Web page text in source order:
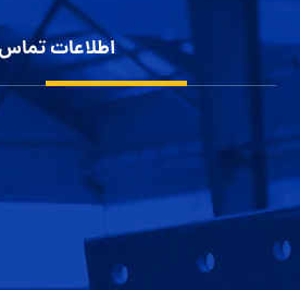
اطلاعات
شهرک صنعتی بزرگ اصفهان،
1152 111 0913